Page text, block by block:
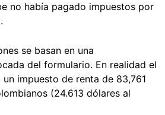
no había pagado impuestos por
se basan en una
del formulario. En realidad el
impuesto de renta de 83,761
(24.613 dólares al